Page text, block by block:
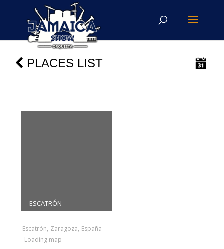
PLACES LIST
ESCATRÓN
Escatrón, Zaragoza, España
Loading map